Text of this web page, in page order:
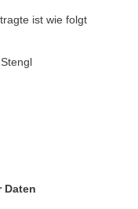
ist wie folgt
Daten